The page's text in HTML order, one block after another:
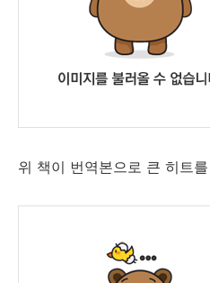
위 책이 번역본으로 큰 히트